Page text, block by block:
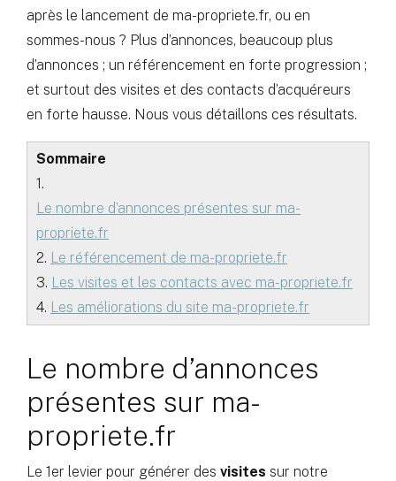
après le lancement de ma-propriete.fr, ou en
sommes-nous ? Plus d’annonces, beaucoup plus
d’annonces ; un référencement en forte progression ;
et surtout des visites et des contacts d’acquéreurs
en forte hausse. Nous vous détaillons ces résultats.
Sommaire
1.
Le nombre d’annonces présentes sur ma-
propriete.fr
2. Le référencement de ma-propriete.fr
3. Les visites et les contacts avec ma-propriete.fr
4. Les améliorations du site ma-propriete.fr
Le nombre d’annonces
présentes sur ma-
propriete.fr
Le 1er levier pour générer des visites sur notre